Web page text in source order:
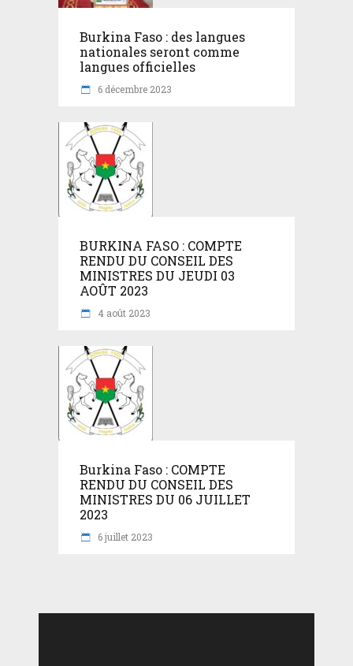
Burkina Faso : des langues
nationales seront comme
langues officielles
6 décembre 2023
BURKINA FASO : COMPTE
RENDU DU CONSEIL DES
MINISTRES DU JEUDI 03
AOÛT 2023
4 août 2023
Burkina Faso : COMPTE
RENDU DU CONSEIL DES
MINISTRES DU 06 JUILLET
2023
6 juillet 2023